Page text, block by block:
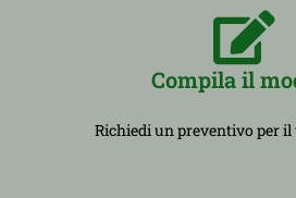
Compila il
Richiedi un preventivo per